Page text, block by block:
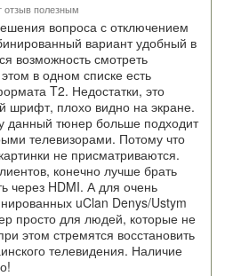
отзыв полезным
вопроса с отключением
вариант удобный в
возможность смотреть
в одном списке есть
T2. Недостатки, это
шрифт, плохо видно на экране.
данный тюнер больше подходит
телевизорами. Потому что
не присматриваются.
конечно лучше брать
через HDMI. А для очень
uClan Denys/Ustym
просто для людей, которые не
этом стремятся восстановить
телевидения. Наличие